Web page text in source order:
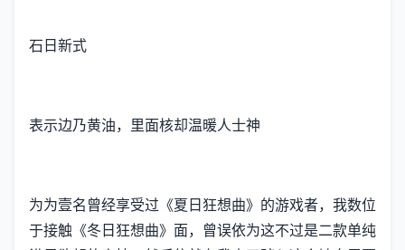
石日新式
表示边乃黄油，里面核却温暖人士神
为为壹名曾经享受过《夏日狂想曲》的游戏者，我数位
于接触《冬日狂想曲》面，曾误依为这不过是二款​​单纯